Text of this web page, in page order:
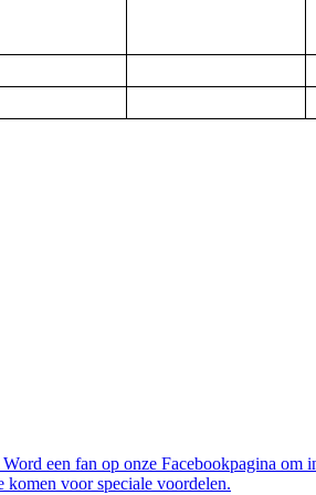
een fan op onze Facebookpagina om
komen voor speciale voordelen.